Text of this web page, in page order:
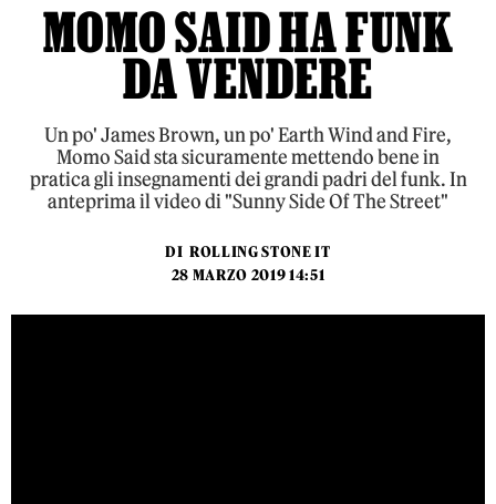
MOMO SAID HA FUNK
DA VENDERE
Un po' James Brown, un po' Earth Wind and Fire,
Momo Said sta sicuramente mettendo bene in
pratica gli insegnamenti dei grandi padri del funk. In
anteprima il video di "Sunny Side Of The Street"
DI ROLLING STONE IT
28 MARZO 2019 14:51